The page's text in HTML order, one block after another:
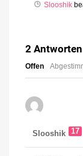
Slooshik
2 Antworten
Offen
Slooshik 17